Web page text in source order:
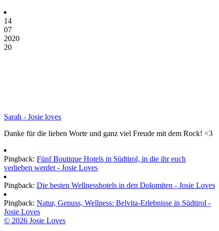
14
07
2020
20
Sarah - Josie loves
Danke für die lieben Worte und ganz viel Freude mit dem Rock! <3
Pingback: Fünf Boutique Hotels in Südtirol, in die ihr euch
verlieben werdet - Josie Loves
Pingback: Die besten Wellnesshotels in den Dolomiten - Josie Loves
Pingback: Natur, Genuss, Wellness: Belvita-Erlebnisse in Südtirol -
Josie Loves
© 2026 Josie Loves